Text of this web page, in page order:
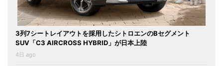
3列7シートレイアウトを採用したシトロエンのBセグメント
SUV「C3 AIRCROSS HYBRID」が日本上陸
4日 ago